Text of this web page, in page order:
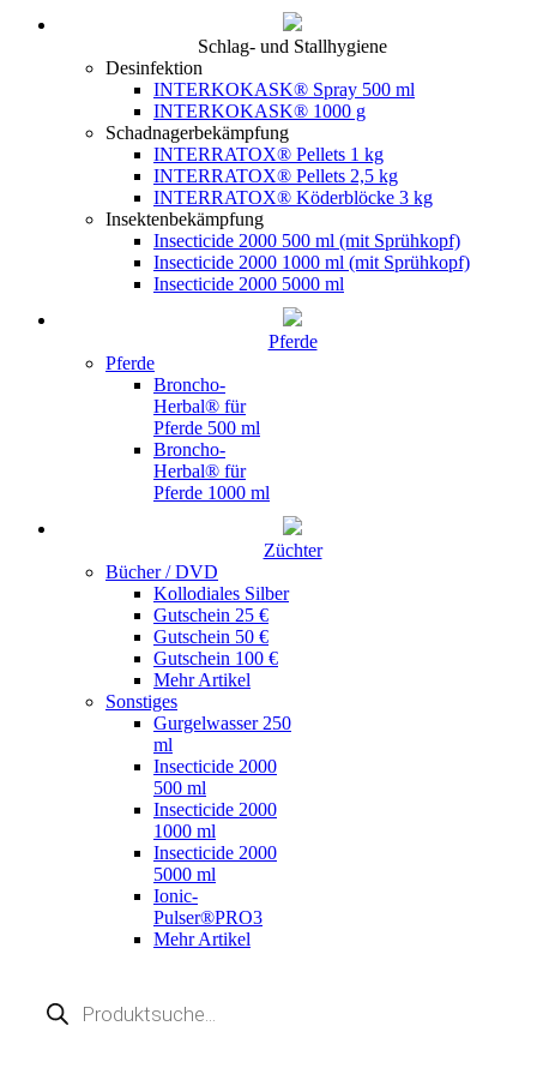
Schlag- und Stallhygiene
Desinfektion
INTERKOKASK® Spray 500 ml
INTERKOKASK® 1000 g
Schadnagerbekämpfung
INTERRATOX® Pellets 1 kg
INTERRATOX® Pellets 2,5 kg
INTERRATOX® Köderblöcke 3 kg
Insektenbekämpfung
Insecticide 2000 500 ml (mit Sprühkopf)
Insecticide 2000 1000 ml (mit Sprühkopf)
Insecticide 2000 5000 ml
Pferde
Pferde
Broncho-
Herbal® für
Pferde 500 ml
Broncho-
Herbal® für
Pferde 1000 ml
Züchter
Bücher / DVD
Kollodiales Silber
Gutschein 25 €
Gutschein 50 €
Gutschein 100 €
Mehr Artikel
Sonstiges
Gurgelwasser 250
ml
Insecticide 2000
500 ml
Insecticide 2000
1000 ml
Insecticide 2000
5000 ml
Ionic-
Pulser®PRO3
Mehr Artikel
search